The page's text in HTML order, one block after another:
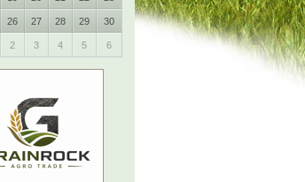
26 27 28 29 30
2 3 4 5 6